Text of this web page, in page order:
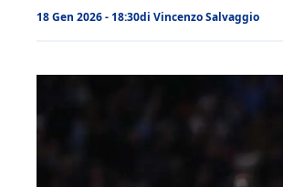
18 Gen 2026 - 18:30di Vincenzo Salvaggio